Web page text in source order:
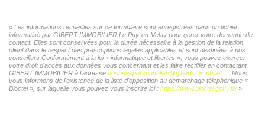
« Les informations recueillies sur ce formulaire sont enregistrées dans un fichier
informatisé par GIBERT IMMOBILIER Le Puy-en-Velay pour gérer votre demande de
contact. Elles sont conservées pour la durée nécessaire à la gestion de la relation
client dans le respect des prescriptions légales applicables et sont destinées à nos
conseillers Conformément à la loi « informatique et libertés », vous pouvez exercer
votre droit d'accès aux données vous concernant et les faire rectifier en contactant
GIBERT IMMOBILIER à l'adresse donneespersonnelles@gibert-immobilier.fr . Nous
vous informons de l'existence de la liste d'opposition au démarchage téléphonique «
Bloctel », sur laquelle vous pouvez vous inscrire ici : https://www.bloctel.gouv.fr/»